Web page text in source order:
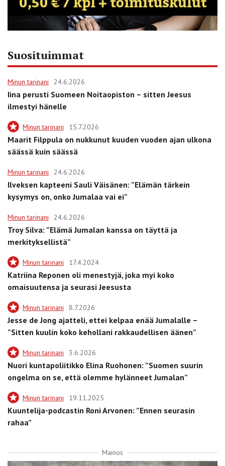
Suosituimmat
Minun tarinani 24.6.2026
Iina perusti Suomeen Noitaopiston – sitten Jeesus
ilmestyi hänelle
Minun tarinani 15.7.2026
Maarit Filppula on nukkunut kuuden vuoden ajan ulkona
säässä kuin säässä
Minun tarinani 24.6.2026
Ilveksen kapteeni Sauli Väisänen: ”Elämän tärkein
kysymys on, onko Jumalaa vai ei”
Minun tarinani 24.6.2026
Troy Silva: ”Elämä Jumalan kanssa on täyttä ja
merkityksellistä”
Minun tarinani 17.4.2024
Katriina Reponen oli menestyjä, joka myi koko
omaisuutensa ja seurasi Jeesusta
Minun tarinani 8.7.2026
Jesse de Jong ajatteli, ettei kelpaa enää Jumalalle –
”Sitten kuulin koko kehollani rakkaudellisen äänen”
Minun tarinani 3.6.2026
Nuori kuntapoliitikko Elina Ruohonen: ”Suomen suurin
ongelma on se, että olemme hylänneet Jumalan”
Minun tarinani 19.11.2025
Kuuntelija-podcastin Roni Arvonen: ”Ennen seurasin
rahaa”
Mainos